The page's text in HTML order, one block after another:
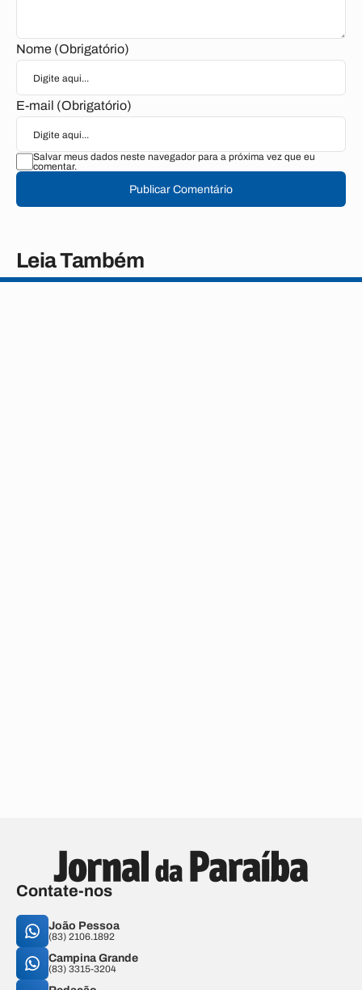
Nome (Obrigatório)
E-mail (Obrigatório)
Salvar meus dados neste navegador para a próxima vez que eu
comentar.
Publicar Comentário
Leia Também
Contate-nos
João Pessoa
(83) 2106.1892
Campina Grande
(83) 3315-3204